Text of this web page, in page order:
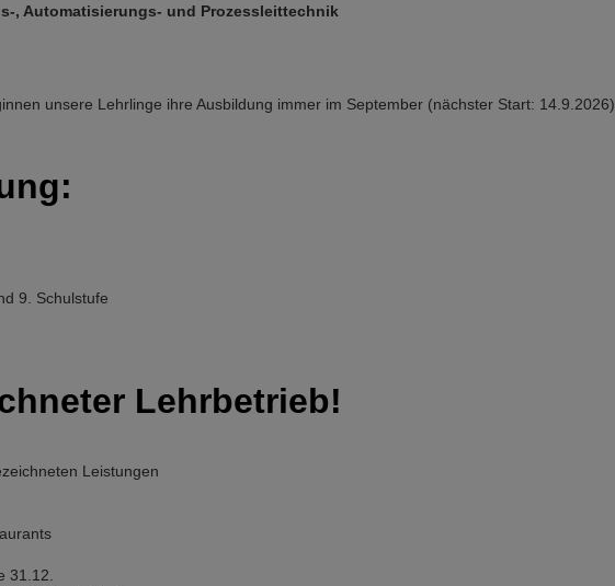
, Automatisierungs- und Prozessleittechnik
unsere Lehrlinge ihre Ausbildung immer im September (nächster Start: 14.9.2026).
9. Schulstufe
Lehrbetrieb!
Leistungen
31.12.